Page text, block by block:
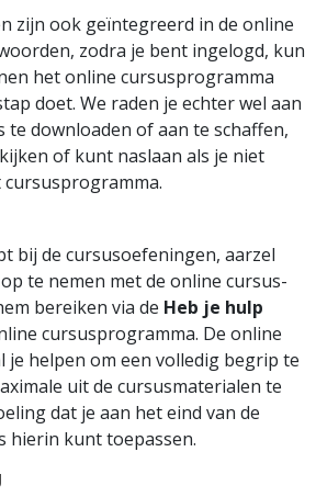
zijn ook geïntegreerd in de online
zodra je bent ingelogd, kun
het online cursus­programma
doet. We raden je echter wel aan
downloaden of aan te schaffen,
of kunt naslaan als je niet
bij de cursusoefeningen, aarzel
te nemen met de online cursus­
bereiken via de Heb je hulp
cursus­programma. De online
je helpen om een volledig begrip te
uit de cursus­materialen te
dat je aan het eind van de
hierin kunt toepassen.